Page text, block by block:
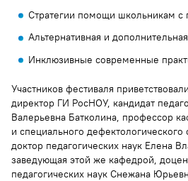
Стратегии помощи школьникам
Альтернативная и
Инклюзивные современные
Участников фестиваля
директор ГИ РосНОУ, кандидат
Валерьевна Батколина, профессор
и специального
доктор педагогических наук Елена
заведующая этой же кафедрой,
педагогических наук Снежана